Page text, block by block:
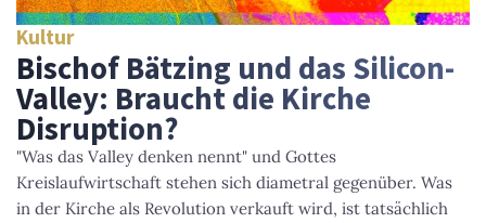
Kultur
Bischof Bätzing und das Silicon-
Valley: Braucht die Kirche
Disruption?
"Was das Valley denken nennt" und Gottes
Kreislaufwirtschaft stehen sich diametral gegenüber. Was
in der Kirche als Revolution verkauft wird, ist tatsächlich